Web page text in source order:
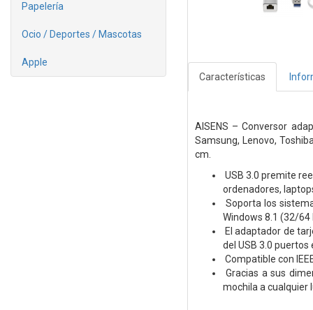
Papelería
Ocio / Deportes / Mascotas
Apple
Características
AISENS – Conversor
Samsung, Lenovo,
cm.
USB 3.0 premite
ordenadores,
Soporta los
Windows 8.1 (32/64
El adaptador de
del USB 3.0
Compatible con
Gracias a sus
mochila a cualquier